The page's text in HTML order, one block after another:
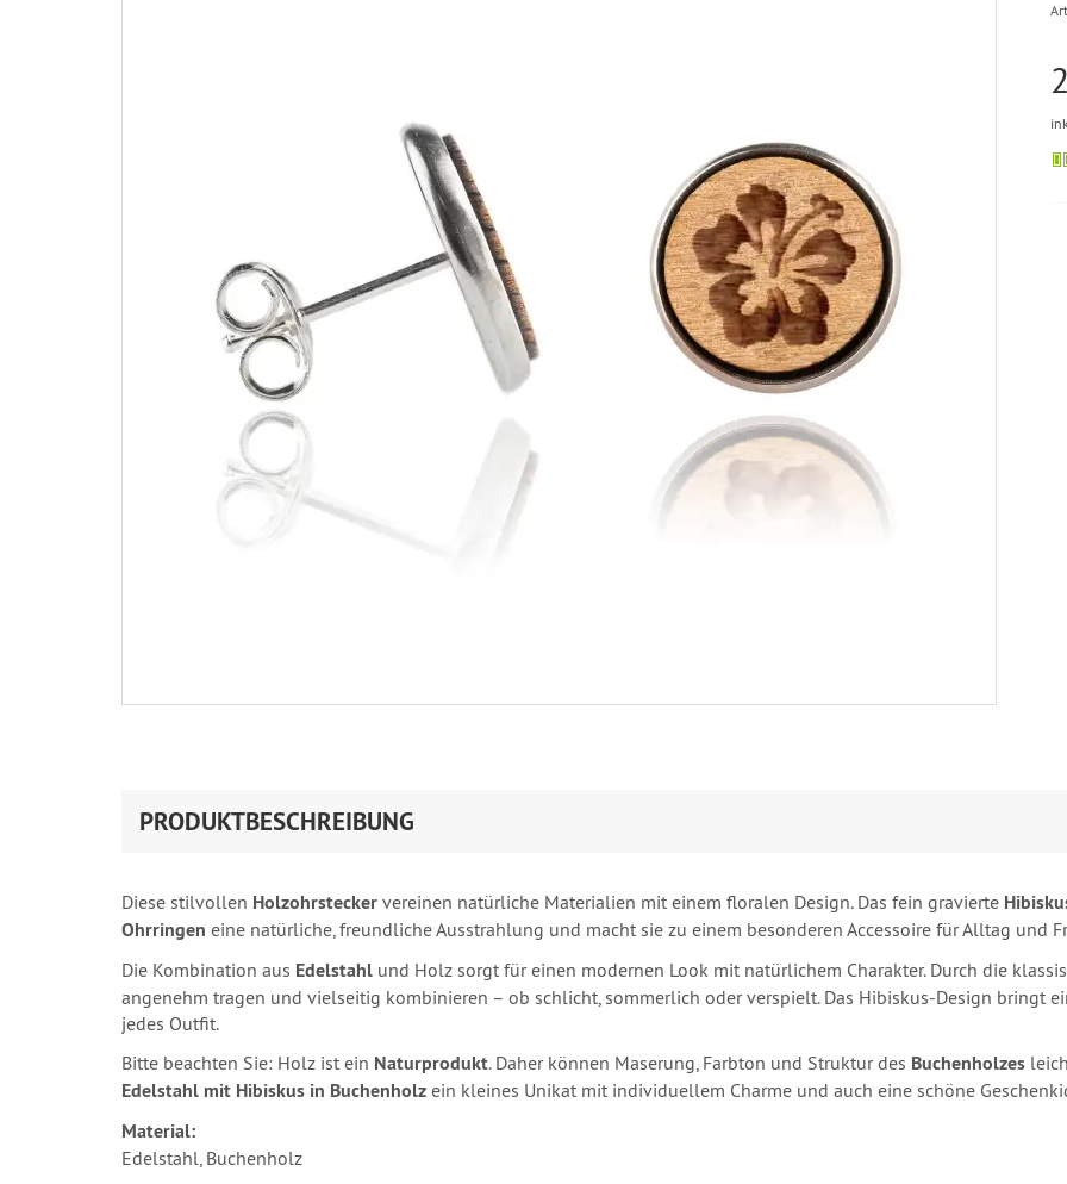
PRODUKTBESCHREIBUNG
Diese stilvollen Holzohrstecker vereinen natürliche Materialien mit einem floralen Design. Das fein gravierte
Ohrringen eine natürliche, freundliche Ausstrahlung und macht sie zu einem besonderen Accessoire für Alltag und
Die Kombination aus Edelstahl und Holz sorgt für einen modernen Look mit natürlichem Charakter. Durch die
angenehm tragen und vielseitig kombinieren – ob schlicht, sommerlich oder verspielt. Das Hibiskus-Design bringt
jedes Outfit.
Bitte beachten Sie: Holz ist ein Naturprodukt. Daher können Maserung, Farbton und Struktur des Buchenholzes
Edelstahl mit Hibiskus in Buchenholz ein kleines Unikat mit individuellem Charme und auch eine schöne
Material:
Edelstahl, Buchenholz